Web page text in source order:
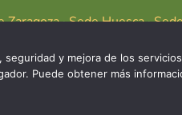
Zaragoza·Sede Huesca·
y mejora de los
Puede obtener más